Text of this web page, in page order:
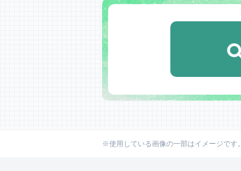
※使用している画像の一部はイメージです。